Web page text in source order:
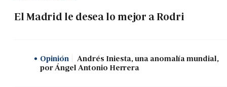
El Madrid le desea lo mejor a Rodri
Opinión
Andrés Iniesta, una anomalía mundial,
por Ángel Antonio Herrera